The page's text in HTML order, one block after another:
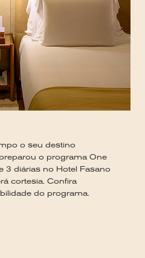
o seu destino
o programa One
3 diárias no Hotel Fasano
cortesia. Confira
do programa.